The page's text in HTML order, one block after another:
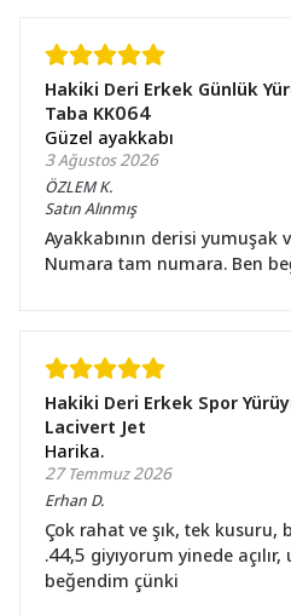
Hakiki Deri Erkek Günlük
Taba KK064
Güzel ayakkabı
3 Ağustos 2026
ÖZLEM K.
Satın Alınmış
Ayakkabının derisi yumuşak
Numara tam numara. Ben
Hakiki Deri Erkek Spor
Lacivert Jet
Harika.
27 Temmuz 2026
Erhan D.
Çok rahat ve şık, tek
.44,5 giyıyorum yinede
beğendim çünki